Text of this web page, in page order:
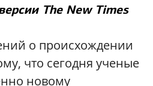
The New Times
о происхождении
что сегодня ученые
новому